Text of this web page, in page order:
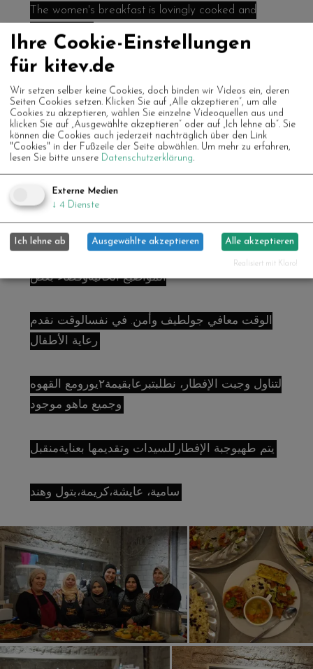
The women's breakfast is lovingly cooked and
prepared by:
Samia, Aysha, Karima, Betool und Hend.
إفطار نسائي
ندعوكمكل يوم الأربعاء بين
االساعة10:00والساعة12:00في Leerstand (مباشرة
فيالمحطة الرئيسيةللقطار، المدخلبالخارج
عند رفوف الدراجات) لتناول وجبتالإفطار
مشتركهللسيداتفقط.هنا يمكنناتبادل الأفكارومناقشة
المواضيع الحاليةوقضاء بعض
الوقت معافي جولطيف وأمن. في نفسالوقت نقدم
لتناول وجبت الإفطار، نطلبتبرعابقيمة٢يورومع القهوه
Ihre Cookie-Einstellungen
für kitev.de
Wir setzen selber keine Cookies, doch binden wir Videos ein, deren
Seiten Cookies setzen. Klicken Sie auf „Alle akzeptieren“, um alle
Cookies zu akzeptieren, wählen Sie einzelne Videoquellen aus und
klicken Sie auf „Ausgewählte akzeptieren“ oder auf „Ich lehne ab“. Sie
können die Cookies auch jederzeit nachträglich über den Link
"Cookies" in der Fußzeile der Seite abwählen. Um mehr zu erfahren,
lesen Sie bitte unsere Datenschutzerklärung.
Externe Medien
↓ 4 Dienste
Ich lehne ab Ausgewählte akzeptieren Alle akzeptieren
Realisiert mit Klaro!